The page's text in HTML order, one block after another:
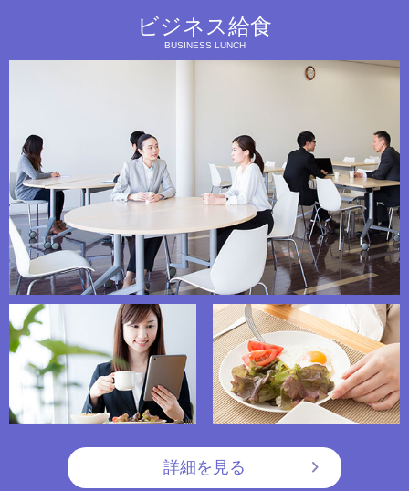
ビジネス給食
BUSINESS LUNCH
詳細を見る